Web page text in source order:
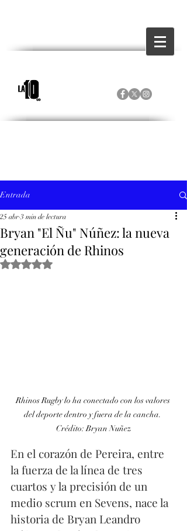
Entrada
Bryan "El Ñu" Núñez: la nueva
generación de Rhinos
25 abr 3 min de lectura
Obtuvo NaN de 5 estrellas.
Rhinos Rugby lo ha conectado con los valores
del deporte dentro y fuera de la cancha.
Crédito: Bryan Nuñez
En el corazón de Pereira, entre
la fuerza de la línea de tres
cuartos y la precisión de un
medio scrum en Sevens, nace la
historia de Bryan Leandro